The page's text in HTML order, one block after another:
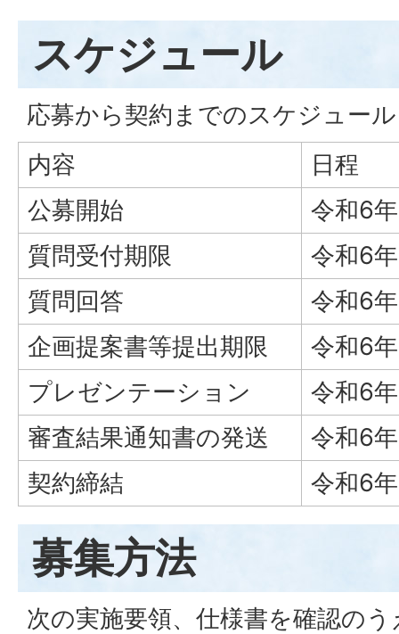
スケジュール
応募から契約までのスケジュール
内容
日程
公募開始
令和6
質問受付期限
令和6
質問回答
令和6
企画提案書等提出期限
令和6
プレゼンテーション
令和6
審査結果通知書の発送
令和6
契約締結
令和6
募集方法
次の実施要領、仕様書を確認の